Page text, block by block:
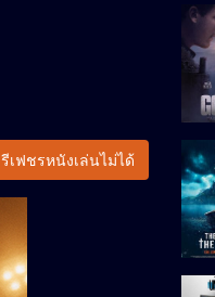
รีเฟชรหนังเล่นไม่ได้